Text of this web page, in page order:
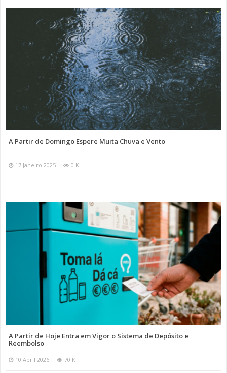
A Partir de Domingo Espere Muita Chuva e Vento
17 Janeiro 2025 0 K
A Partir de Hoje Entra em Vigor o Sistema de Depósito e
Reembolso
10 Abril 2026 70 K